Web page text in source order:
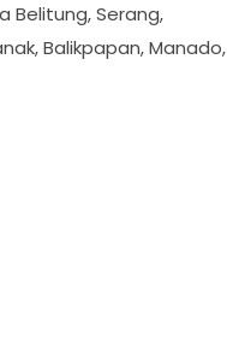
Belitung, Serang,
Balikpapan, Manado,